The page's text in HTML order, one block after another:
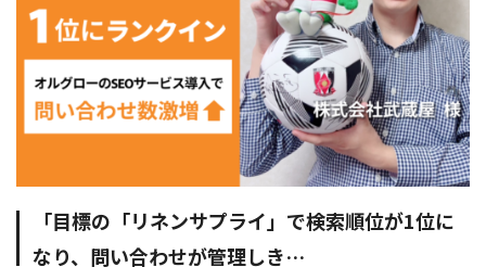
「目標の「リネンサプライ」で検索順位が1位に
なり、問い合わせが管理しき…